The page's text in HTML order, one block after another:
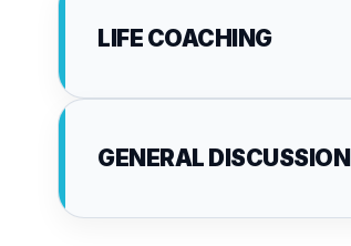
LIFE COACHING
GENERAL DISCUSSION